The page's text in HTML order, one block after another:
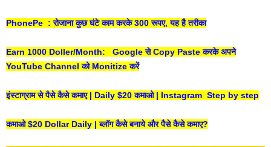
PhonePe : रोजाना कुछ घंटे काम करके 300 रूपए, यह है तरीका
Earn 1000 Doller/Month: Google से Copy Paste करके अपने
YouTube Channel को Monitize करें
इंस्टाग्राम से पैसे कैसे कमाए | Daily $20 कमाओ | Instagram Step by step
कमाओ $20 Dollar Daily | ब्लॉग कैसे बनाये और पैसे कैसे कमाए?